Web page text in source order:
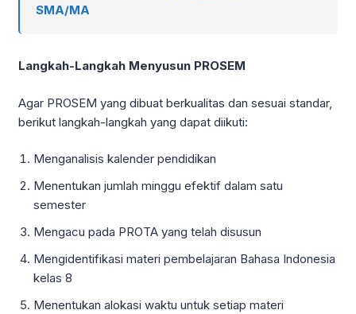
SMA/MA
Langkah-Langkah Menyusun PROSEM
Agar PROSEM yang dibuat berkualitas dan sesuai standar,
berikut langkah-langkah yang dapat diikuti:
Menganalisis kalender pendidikan
Menentukan jumlah minggu efektif dalam satu
semester
Mengacu pada PROTA yang telah disusun
Mengidentifikasi materi pembelajaran Bahasa Indonesia
kelas 8
Menentukan alokasi waktu untuk setiap materi